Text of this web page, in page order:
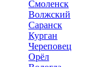
Смоленск
Волжский
Саранск
Курган
Череповец
Орёл